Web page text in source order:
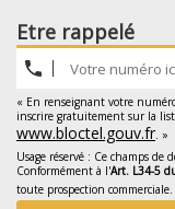
Etre rappelé
« En renseignant votre
inscrire gratuitement sur la
www.bloctel.gouv.fr. »
Usage réservé : Ce champs
Conformément à l'Art. L34-5
toute prospection